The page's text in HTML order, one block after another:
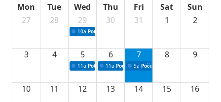
Mon Tue Wed Thu Fri Sat
Sun
27
28 29
10a Potpisivanje ugovora sa neprofitnim
30 31 1 2
3 4 5
11a Potpisivanje ugovora o stipendijama za
6
11a Podrška razvoju vodne infrastrukture u
7
9a Početak izgradnje nove
8 9
10 11 12 13 14 15 16